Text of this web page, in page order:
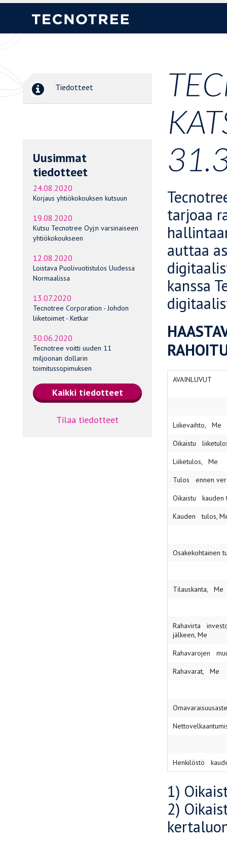
Tiedotteet
Uusimmat
tiedotteet
24.08.2020
Korjaus yhtiökokouksen kutsuun
19.08.2020
Kutsu Tecnotree Oyj:n varsinaiseen
yhtiökokoukseen
12.08.2020
Loistava Puolivuotistulos Uudessa
Normaalissa
13.07.2020
Tecnotree Corporation - Johdon
liiketoimet - Ketkar
30.06.2020
Tecnotree voitti uuden 11
miljoonan dollarin
toimitussopimuksen
Tilaa tiedotteet
tarjoaa
auttaa
kanssa
AVAINLUVUT
Liikevaihto, Me
Oikaistu
Liiketulos, Me
Tulos ennen
Oikaistu kauden
Kauden tulos,
Osakekohtainen
Tilauskanta, Me
Rahavirta
jälkeen, Me
Rahavarojen
Rahavarat, Me
Henkilöstö
1)
2)